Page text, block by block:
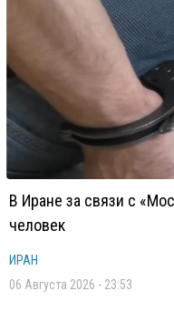
В Иране за связи с
человек
ИРАН
06 Августа 2026 - 23:53